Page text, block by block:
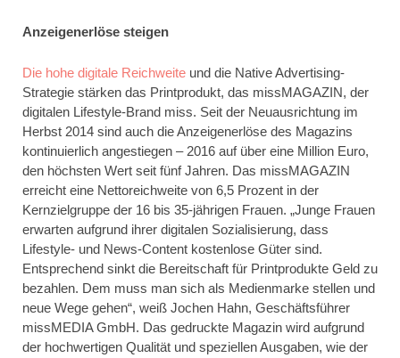
Anzeigenerlöse steigen
Die hohe digitale Reichweite und die Native Advertising-
Strategie stärken das Printprodukt, das missMAGAZIN, der
digitalen Lifestyle-Brand miss. Seit der Neuausrichtung im
Herbst 2014 sind auch die Anzeigenerlöse des Magazins
kontinuierlich angestiegen – 2016 auf über eine Million Euro,
den höchsten Wert seit fünf Jahren. Das missMAGAZIN
erreicht eine Nettoreichweite von 6,5 Prozent in der
Kernzielgruppe der 16 bis 35-jährigen Frauen. „Junge Frauen
erwarten aufgrund ihrer digitalen Sozialisierung, dass
Lifestyle- und News-Content kostenlose Güter sind.
Entsprechend sinkt die Bereitschaft für Printprodukte Geld zu
bezahlen. Dem muss man sich als Medienmarke stellen und
neue Wege gehen“, weiß Jochen Hahn, Geschäftsführer
missMEDIA GmbH. Das gedruckte Magazin wird aufgrund
der hochwertigen Qualität und speziellen Ausgaben, wie der